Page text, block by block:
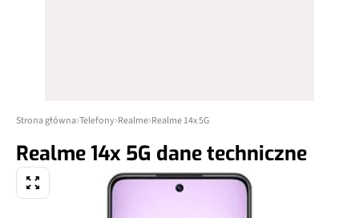
Strona główna Telefony Realme Realme 14x 5G
Realme 14x 5G dane techniczne